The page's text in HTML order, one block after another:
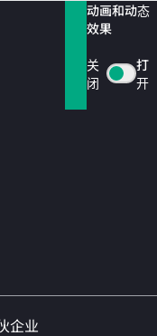
动画和动态
效果
关
闭
打
开
企业